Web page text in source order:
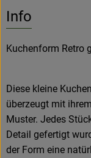
Info
Kuchenform Retro
Diese kleine
überzeugt mit
Muster. Jedes
Detail gefertigt
der Form eine